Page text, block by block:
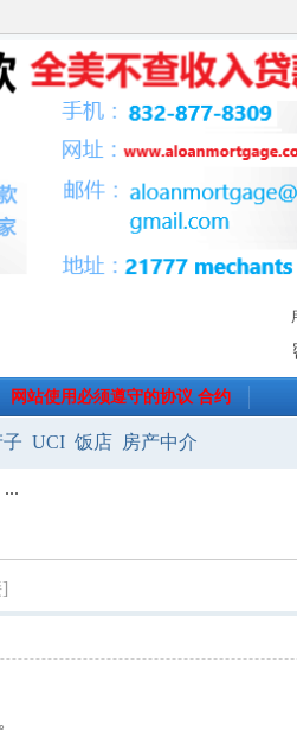
网站使用必须遵守的协议 合约
子 UCI 饭店 房产中介